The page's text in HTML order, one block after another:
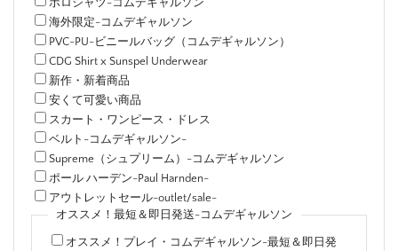
海外限定-コムデギャルソン
PVC-PU-ビニールバッグ（コムデギャルソン）
CDG Shirt x Sunspel Underwear
新作・新着商品
安くて可愛い商品
スカート・ワンピース・ドレス
ベルト-コムデギャルソン-
Supreme（シュプリーム）-コムデギャルソン
ポール ハーデン-Paul Harnden-
アウトレットセール-outlet/sale-
オススメ！最短＆即日発送-コムデギャルソン
オススメ！プレイ・コムデギャルソン-最短＆即日発